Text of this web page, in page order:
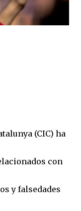
(CIC) ha
con
y falsedades